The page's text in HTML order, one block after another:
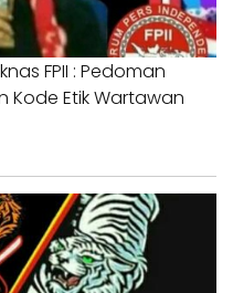
FPII : Pedoman
Kode Etik Wartawan